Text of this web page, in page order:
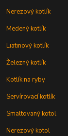
Nerezový kotlík
Medený kotlík
Liatinový kotlík
Železný kotlík
Kotlík na ryby
Servírovací kotlík
Smaltovaný kotol
Nerezový kotol